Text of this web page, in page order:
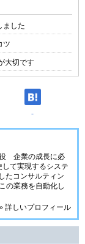
ました
ツ
大切です
-
企業の成長に必
て実現するシステ
たコンサルティン
の業務を自動化し
» 詳しいプロフィール